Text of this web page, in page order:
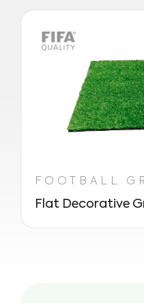
FOOTBALL
Flat Decorative